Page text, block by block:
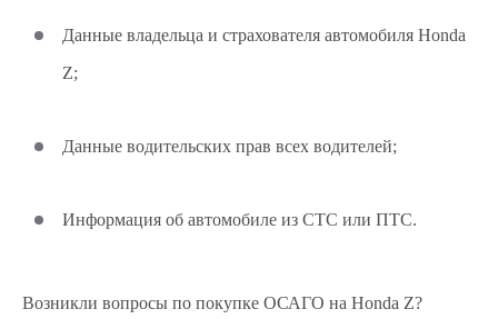
Данные владельца и страхователя автомобиля Honda
Z;
Данные водительских прав всех водителей;
Информация об автомобиле из СТС или ПТС.
Возникли вопросы по покупке ОСАГО на Honda Z?